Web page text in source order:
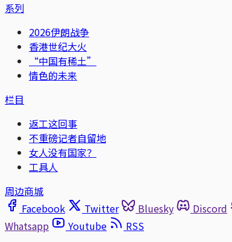
系列
2026伊朗战争
香港世纪大火
“中国有稀土”
情色的未来
栏目
返工这回事
不重磅记者自留地
女人没有国家？
工具人
周边商城
Facebook
Twitter Bluesky Discord
Whatsapp
Youtube RSS